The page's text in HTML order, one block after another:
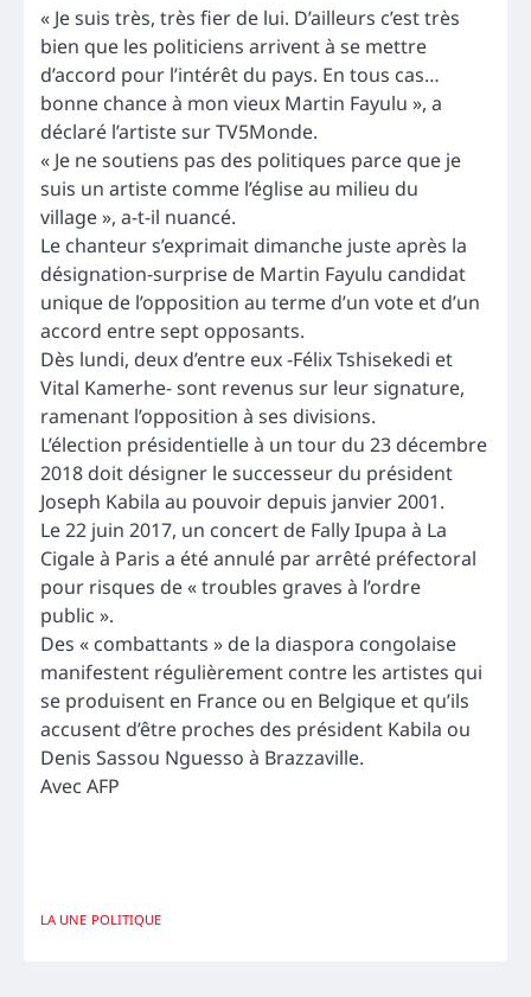
« Je suis très, très fier de lui. D’ailleurs c’est très
bien que les politiciens arrivent à se mettre
d’accord pour l’intérêt du pays. En tous cas…
bonne chance à mon vieux Martin Fayulu », a
déclaré l’artiste sur TV5Monde.
« Je ne soutiens pas des politiques parce que je
suis un artiste comme l’église au milieu du
village », a-t-il nuancé.
Le chanteur s’exprimait dimanche juste après la
désignation-surprise de Martin Fayulu candidat
unique de l’opposition au terme d’un vote et d’un
accord entre sept opposants.
Dès lundi, deux d’entre eux -Félix Tshisekedi et
Vital Kamerhe- sont revenus sur leur signature,
ramenant l’opposition à ses divisions.
L’élection présidentielle à un tour du 23 décembre
2018 doit désigner le successeur du président
Joseph Kabila au pouvoir depuis janvier 2001.
Le 22 juin 2017, un concert de Fally Ipupa à La
Cigale à Paris a été annulé par arrêté préfectoral
pour risques de « troubles graves à l’ordre
public ».
Des « combattants » de la diaspora congolaise
manifestent régulièrement contre les artistes qui
se produisent en France ou en Belgique et qu’ils
accusent d’être proches des président Kabila ou
Denis Sassou Nguesso à Brazzaville.
Avec AFP
LA UNE POLITIQUE